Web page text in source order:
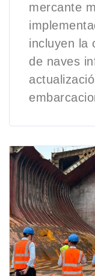
mercante
incluyen la
de naves